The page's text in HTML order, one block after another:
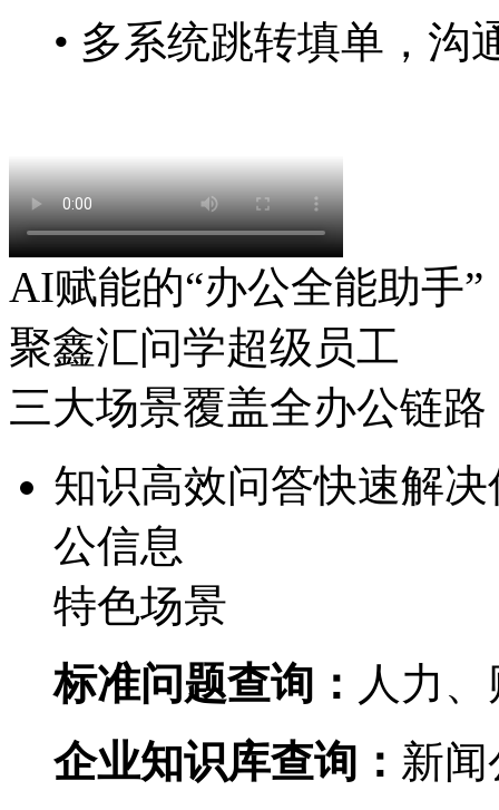
• 多系统跳转填单，
AI赋能的“办公全能助手”
聚鑫汇问学超级员工
三大场景覆盖全办公链路
知识高效问答快速解决
公信息
特色场景
标准问题查询： 人力
企业知识库查询： 新闻